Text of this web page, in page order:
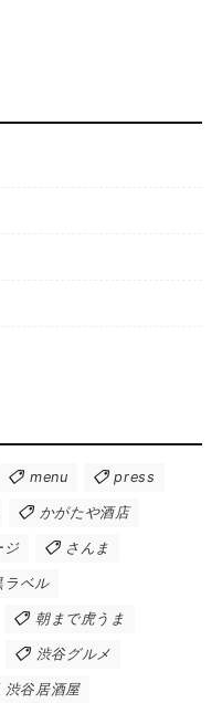
menu press
かがたや酒店
ジ さんま
ラベル
朝まで虎うま
渋谷グルメ
渋谷居酒屋